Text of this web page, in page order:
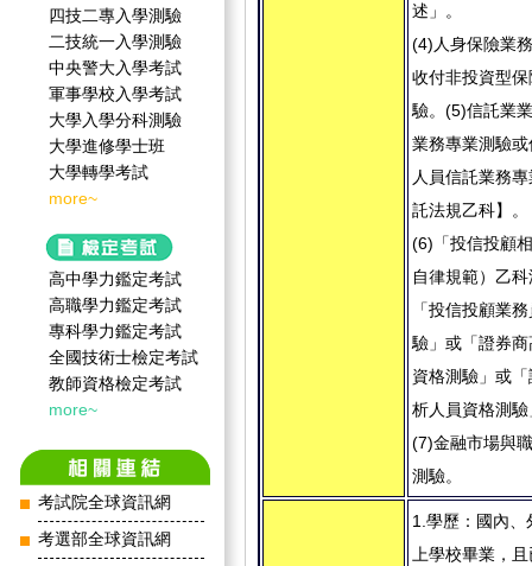
四技二專入學測驗
二技統一入學測驗
中央警大入學考試
軍事學校入學考試
大學入學分科測驗
大學進修學士班
大學轉學考試
more~
高中學力鑑定考試
高職學力鑑定考試
專科學力鑑定考試
全國技術士檢定考試
教師資格檢定考試
more~
考試院全球資訊網
考選部全球資訊網
述」。
(4)人身保險業
收付非投資型
驗。(5)信託業
業務專業測驗
人員信託業務
託法規乙科】。
(6)「投信投顧
自律規範）乙
「投信投顧業
驗」或「證券
資格測驗」或
析人員資格測驗
(7)金融市場與
測驗。
1.學歷：國內、
上學校畢業，